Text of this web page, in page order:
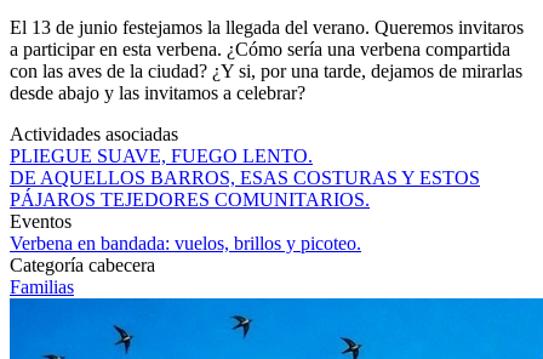
BRILLOS
Y
PICOTEO
El 13 de junio festejamos la llegada del verano. Queremos invitaros
a participar en esta verbena. ¿Cómo sería una verbena compartida
con las aves de la ciudad? ¿Y si, por una tarde, dejamos de mirarlas
Actividades asociadas
PLIEGUE SUAVE, FUEGO LENTO.
DE AQUELLOS BARROS, ESAS COSTURAS Y ESTOS
PÁJAROS TEJEDORES COMUNITARIOS.
Eventos
Verbena en bandada: vuelos, brillos y picoteo.
Categoría cabecera